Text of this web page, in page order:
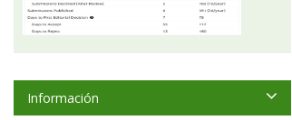
Información